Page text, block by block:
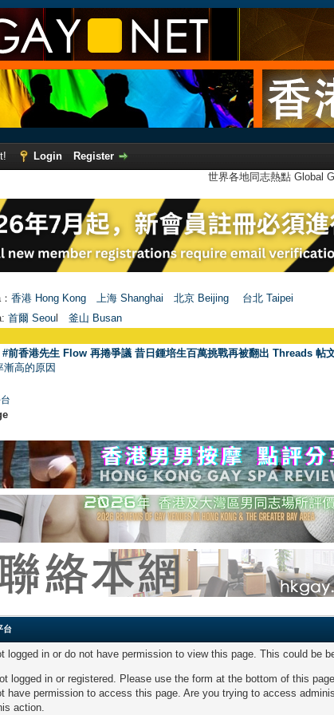
Login
Register
世界各地同志熱點 Global
香港 Hong Kong 上海 Shanghai 北京 Beijing 台北 Taipei
首爾 Seou 釜山 Busan
#前香港先生 Flow 再捲爭議 昔日鍾培生百萬挑戰再被翻出 Threads 帖
漸高的原因
台
logged in or do not have permission to view this page. This could be
logged in or registered. Please use the form at the bottom of this
have permission to access this page. Are you trying to access
action.